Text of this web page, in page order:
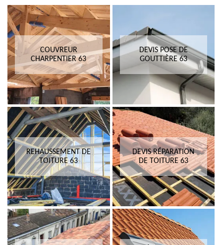
COUVREUR
CHARPENTIER 63
DEVIS POSE DE
GOUTTIÈRE 63
REHAUSSEMENT DE
TOITURE 63
DEVIS RÉPARATION
DE TOITURE 63